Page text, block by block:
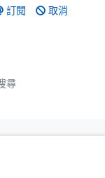
訂閱 取消
尋